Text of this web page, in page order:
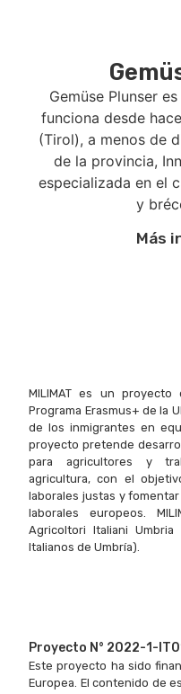
Gemüse Plunser
funciona desde
(Tirol), a menos de
de la provincia,
especializada en el
y
Más
MILIMAT es un
Programa Erasmus+ de la
de los inmigrantes en
proyecto pretende
para agricultores y
agricultura, con el
laborales justas y
laborales europeos.
Agricoltori Italiani
Italianos de Umbría).
Proyecto N° 2022-1-
Este proyecto ha sido
Europea. El contenido de